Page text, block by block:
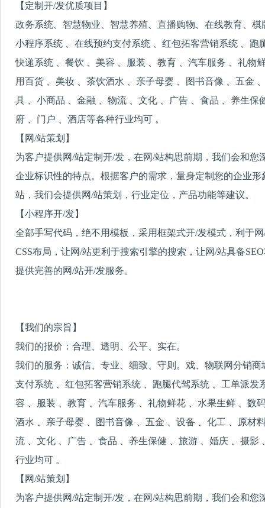
【定制开/发优质项目】
政务系统、智慧物业、智慧养殖、直播购物、在线教育、
小程序系统 、在线预约支付系统 、红包拓客营销系统 、
快递系统 、餐饮 、美容 、服装 、教育 、汽车服务 、礼物
用百货 、美妆 、茶饮酒水 、亲子母婴 、图书音像 、五金
具 、小商品 、金融 、物流 、文化 、广告 、食品 、养生
府 、门户 、酒店等各种行业均可 。
【网/站策划】
为客户提供网/站定制开/发，在网/站构思前期，我们会和
企业标识性的特点。根据客户的需求，量身定制您的企业
站，我们会提供网/站策划，行业定位，产品功能等建议。
【小程序开/发】
全部手写代码，绝不用模板，采用框架式开/发模式，利于
CSS布局，让网/站更利于搜索引擎的搜索，让网/站具备
提供完善的网/站开/发服务。
【我们的宗旨】
我们的报价：合理、透明、公平、实在。
我们的服务：诚信、专业、细致、守则。戏、物联网分销
支付系统 、红包拓客营销系统 、跑腿代驾系统 、工单派
容 、服装 、教育 、汽车服务 、礼物鲜花 、水果生鲜 、数
酒水 、亲子母婴 、图书音像 、五金 、设备 、化工 、原材
流 、文化 、广告 、食品 、养生保健 、旅游 、婚庆 、摄
行业均可 。
【网/站策划】
为客户提供网/站定制开/发，在网/站构思前期，我们会和